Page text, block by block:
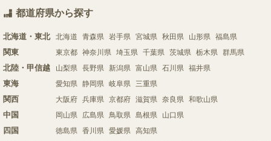
都道府県から探す
北海道・東北 北海道 青森県 岩手県 宮城県 秋田県 山形県 福島県
関東 東京都 神奈川県 埼玉県 千葉県 茨城県 栃木県 群馬県
北陸・甲信越 山梨県 長野県 新潟県 富山県 石川県 福井県
東海 愛知県 静岡県 岐阜県 三重県
関西 大阪府 兵庫県 京都府 滋賀県 奈良県 和歌山県
中国 岡山県 広島県 鳥取県 島根県 山口県
四国 徳島県 香川県 愛媛県 高知県